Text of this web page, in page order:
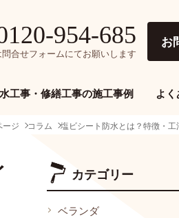
工事・修繕工事の施工事例 よ
合せフォームにてお願いします
954-685 お
ージ コラム 塩ビシート防水とは？特徴・
カテゴリー
ベランダ